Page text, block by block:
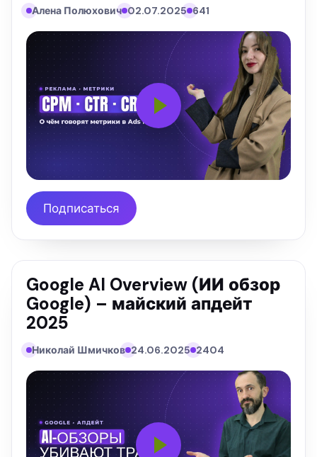
Алена Полюхович 02.07.2025 641
Подписаться
Google AI Overview (ИИ обзор
Google) – майский апдейт
2025
Николай Шмичков 24.06.2025 2404